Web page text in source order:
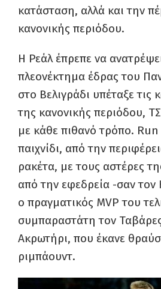
κατάσταση, αλλά και την
κανονικής περιόδου.
Η Ρεάλ έπρεπε να
πλεονέκτημα έδρας του
στο Βελιγράδι υπέταξε τις
της κανονικής περιόδου,
με κάθε πιθανό τρόπο.
παιχνίδι, από την
ρακέτα, με τους αστέρες
από την εφεδρεία -σαν τον
ο πραγματικός MVP του
συμπαραστάτη τον
Ακρωτήρι, που έκανε
ριμπάουντ.